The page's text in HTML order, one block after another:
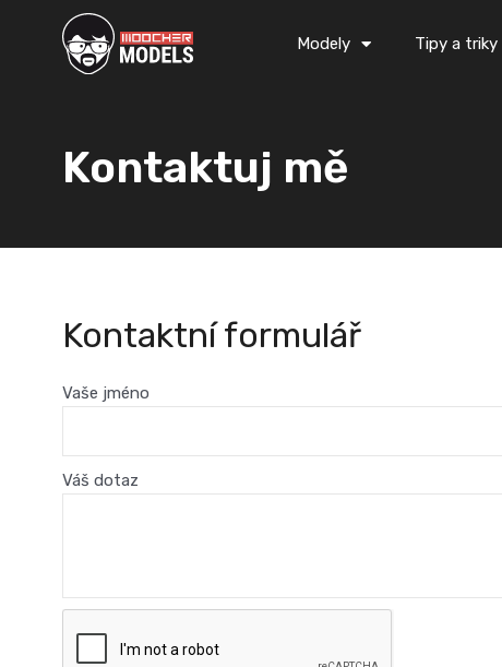
Modely Tipy a triky
Kontaktuj mě
Kontaktní formulář
Vaše jméno
Váš dotaz